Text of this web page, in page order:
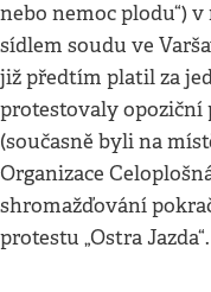
nebo nemoc plodu“)
sídlem soudu ve
již předtím platil za
protestovaly opoziční
(současně byli na
Organizace
shromažďování
protestu „Ostra Jazda“.